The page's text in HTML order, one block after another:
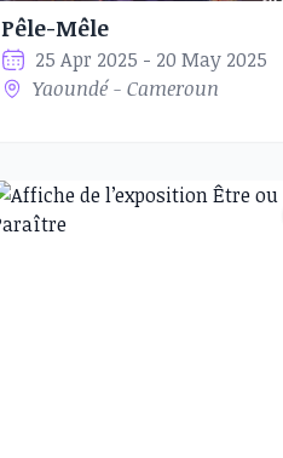
Pêle-Mêle
25 Apr 2025 - 20 May 2025
Yaoundé - Cameroun